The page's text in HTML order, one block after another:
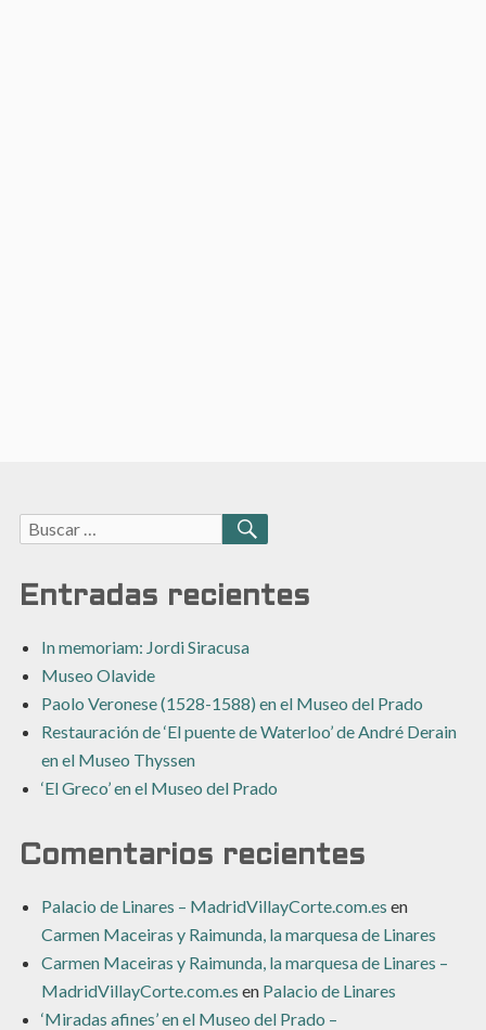
Buscar:
BUSCAR
Entradas recientes
In memoriam: Jordi Siracusa
Museo Olavide
Paolo Veronese (1528-1588) en el Museo del Prado
Restauración de ‘El puente de Waterloo’ de André Derain
en el Museo Thyssen
‘El Greco’ en el Museo del Prado
Comentarios recientes
Palacio de Linares – MadridVillayCorte.com.es en
Carmen Maceiras y Raimunda, la marquesa de Linares
Carmen Maceiras y Raimunda, la marquesa de Linares –
MadridVillayCorte.com.es en Palacio de Linares
‘Miradas afines’ en el Museo del Prado –